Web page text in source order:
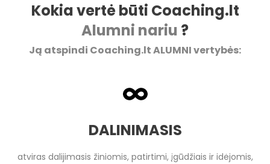
Kokia vertė būti Coaching.lt
Alumni nariu ?
Ją atspindi Coaching.lt ALUMNI vertybės:
DALINIMASIS
atviras dalijimasis žiniomis, patirtimi, įgūdžiais ir idėjomis,